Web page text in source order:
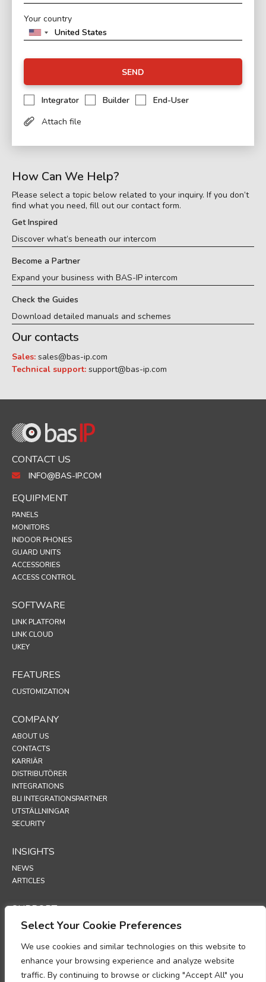
Select Your Cookie Preferences
We use cookies and similar technologies on this website to
enhance your browsing experience and analyze website
traffic. By continuing to browse or clicking "Accept All" you
Your country
SEND
Integrator Builder
End-User
Attach file
How Can We Help?
Please select a topic below related to your inquiry. If you don’t
find what you need, fill out our contact form.
Get Inspired
Discover what’s beneath our intercom
Become a Partner
Expand your business with BAS-IP intercom
Check the Guides
Download detailed manuals and schemes
Our contacts
Sales: sales@bas-ip.com
Technical support: support@bas-ip.com
CONTACT US
INFO@BAS-IP.COM
EQUIPMENT
PANELS
MONITORS
INDOOR PHONES
GUARD UNITS
ACCESSORIES
ACCESS CONTROL
SOFTWARE
LINK PLATFORM
LINK CLOUD
UKEY
FEATURES
CUSTOMIZATION
COMPANY
ABOUT US
CONTACTS
KARRIÄR
DISTRIBUTÖRER
INTEGRATIONS
BLI INTEGRATIONSPARTNER
UTSTÄLLNINGAR
SECURITY
INSIGHTS
NEWS
ARTICLES
SUPPORT
TECHNICAL PORTAL
POLICIES
INTEGRITETSPOLICY